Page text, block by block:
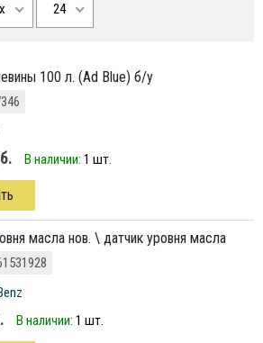
24
100 л. (Ad Blue) б/у
В наличии: 1 шт.
масла нов. \ датчик уровня масла
В наличии: 1 шт.